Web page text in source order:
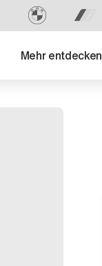
Mehr entdecken